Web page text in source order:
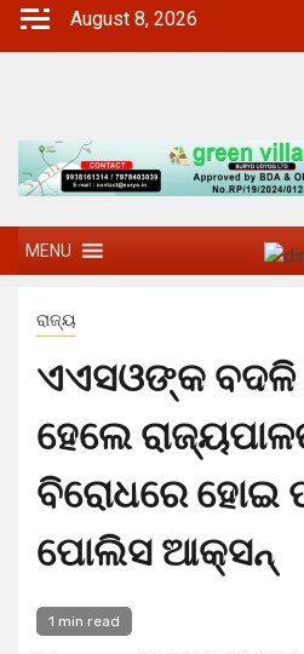
August 8, 2026
MENU
ରାଜ୍ୟ
ଏଏସଓଙ୍କ ବଦଳି
ହେଲେ
ବିରୋଧରେ ହୋଇ
ପୋଲିସ ଆକ୍ସନ୍
1 min read